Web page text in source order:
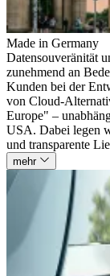
Made in Germany
Datensouveränität
zunehmend an
Kunden bei der
von Cloud-
Europe" –
USA. Dabei legen
und transparente
mehr